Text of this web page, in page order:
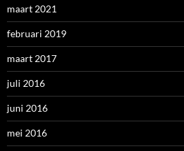
maart 2021
februari 2019
maart 2017
juli 2016
juni 2016
mei 2016